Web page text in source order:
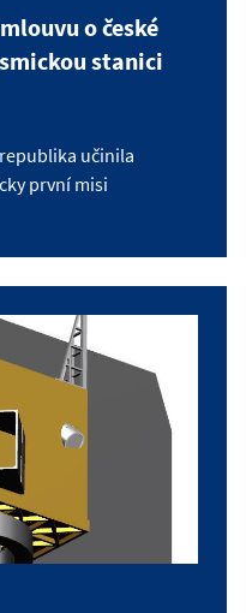
o české
stanici
učinila
první misi